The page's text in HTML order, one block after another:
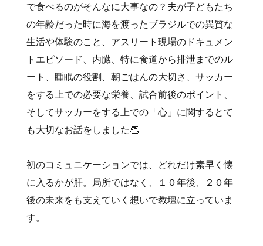
で食べるのがそんなに大事なの？夫が子どもたち
の年齢だった時に海を渡ったブラジルでの異質な
生活や体験のこと、アスリート現場のドキュメン
トエピソード、内臓、特に食道から排泄までのル
ート、睡眠の役割、朝ごはんの大切さ、サッカー
をする上での必要な栄養、試合前後のポイント、
そしてサッカーをする上での「心」に関するとて
も大切なお話をしました👏
初のコミュニケーションでは、どれだけ素早く懐
に入るかが肝。局所ではなく、１０年後、２０年
後の未来をも支えていく想いで教壇に立っていま
す。